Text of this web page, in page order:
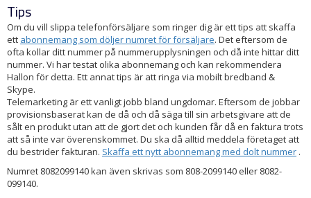
Tips
Om du vill slippa telefonförsäljare som ringer dig är ett tips att skaffa
ett abonnemang som döljer numret för försäljare. Det eftersom de
ofta kollar ditt nummer på nummerupplysningen och då inte hittar ditt
nummer. Vi har testat olika abonnemang och kan rekommendera
Hallon för detta. Ett annat tips är att ringa via mobilt bredband &
Skype.
Telemarketing är ett vanligt jobb bland ungdomar. Eftersom de jobbar
provisionsbaserat kan de då och då säga till sin arbetsgivare att de
sålt en produkt utan att de gjort det och kunden får då en faktura trots
att så inte var överenskommet. Du ska då alltid meddela företaget att
du bestrider fakturan. Skaffa ett nytt abonnemang med dolt nummer .
Numret 8082099140 kan även skrivas som 808-2099140 eller 8082-
099140.